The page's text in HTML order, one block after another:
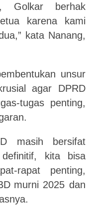
Golkar
berhak
karena
kami
kata Nanang,
unsur
agar DPRD
tugas penting,
masih
bersifat
definitif, kita
bisa
rapat
penting,
murni 2025dan